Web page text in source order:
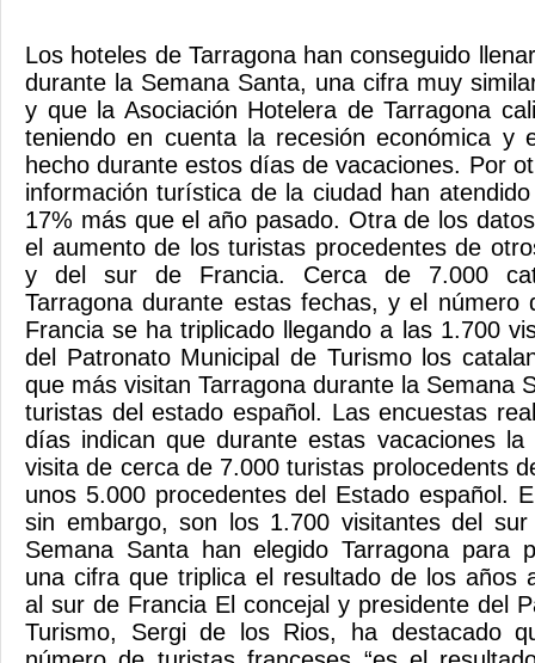
Los hoteles de Tarragona han conseguido
durante la Semana Santa, una cifra muy
y que la Asociación Hotelera de Tarragona
teniendo en cuenta la recesión económica y
hecho durante estos días de vacaciones. Por
información turística de la ciudad han
17% más que el año pasado. Otra de los
el aumento de los turistas procedentes de
y del sur de Francia. Cerca de 7.000
Tarragona durante estas fechas, y el número
Francia se ha triplicado llegando a las 1.700
del Patronato Municipal de Turismo los
que más visitan Tarragona durante la Semana
turistas del estado español. Las encuestas
días indican que durante estas vacaciones
visita de cerca de 7.000 turistas prolocedents
unos 5.000 procedentes del Estado español.
sin embargo, son los 1.700 visitantes del
Semana Santa han elegido Tarragona para
una cifra que triplica el resultado de los años
al sur de Francia El concejal y presidente del
Turismo, Sergi de los Rios, ha destacado